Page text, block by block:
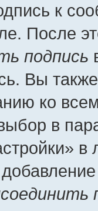
к
После
подпись
Вы
ко
в